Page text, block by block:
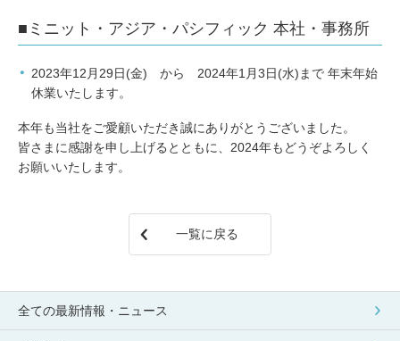
■ミニット・アジア・パシフィック 本社・事務所
2023年12月29日(金) から 2024年1月3日(水)まで 年末年始
休業いたします。
本年も当社をご愛顧いただき誠にありがとうございました。
皆さまに感謝を申し上げるとともに、2024年もどうぞよろしく
お願いいたします。
一覧に戻る
全ての最新情報・ニュース